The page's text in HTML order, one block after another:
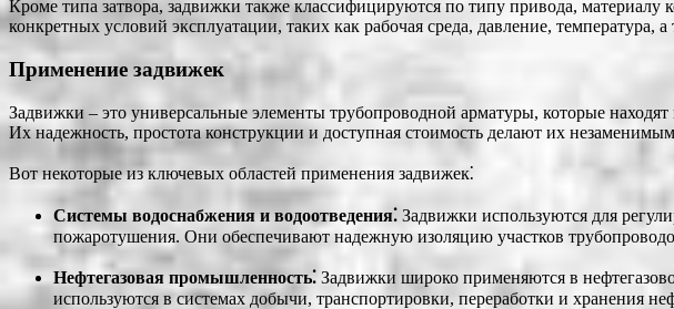
Кроме типа затвора, задвижки также классифицируются по типу привода,
конкретных условий эксплуатации, таких как рабочая среда, давление, температура,
Применение задвижек
Задвижки – это универсальные элементы трубопроводной арматуры, которые
Их надежность, простота конструкции и доступная стоимость делают их
Вот некоторые из ключевых областей применения задвижек⁚
Системы водоснабжения и водоотведения⁚ Задвижки используются для
пожаротушения. Они обеспечивают надежную изоляцию участков
Нефтегазовая промышленность⁚ Задвижки широко применяются в
используются в системах добычи, транспортировки, переработки и хранения